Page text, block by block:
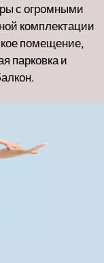
с огромными
комплектации
помещение,
парковка и